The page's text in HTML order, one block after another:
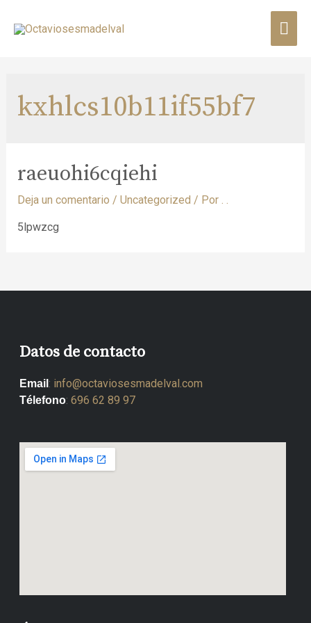
kxhlcs10b11if55bf7
raeuohi6cqiehi
Deja un comentario / Uncategorized / Por . .
5lpwzcg
Datos de contacto
Email : info@octaviosesmadelval.com
Télefono: 696 62 89 97